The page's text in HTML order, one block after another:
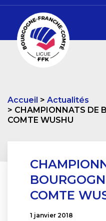
Accueil
Actualités
CHAMPIONNATS DE
COMTE WUSHU
COMTE
1 janvier 2018